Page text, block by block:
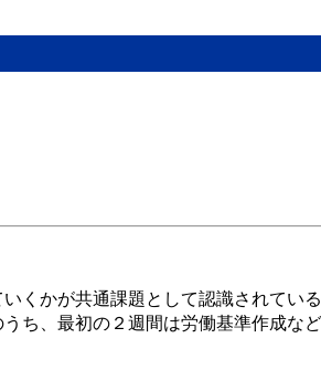
くかが共通課題として認識されてい
ち、最初の２週間は労働基準作成な